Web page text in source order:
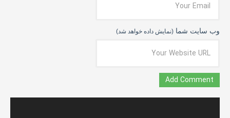
وب سایت شما (نمایش داده خواهد شد)